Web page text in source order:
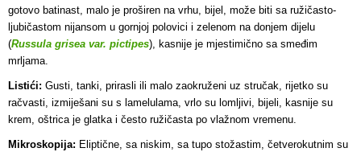
gotovo batinast, malo je proširen na vrhu, bijel, može biti sa ružičasto-
ljubičastom nijansom u gornjoj polovici i zelenom na donjem dijelu
(Russula grisea var. pictipes), kasnije je mjestimično sa smeđim
mrljama.
Listići: Gusti, tanki, prirasli ili malo zaokruženi uz stručak, rijetko su
račvasti, izmiješani su s lamelulama, vrlo su lomljivi, bijeli, kasnije su
krem, oštrica je glatka i često ružičasta po vlažnom vremenu.
Mikroskopija: Eliptične, sa niskim, sa tupo stožastim, četverokutnim su